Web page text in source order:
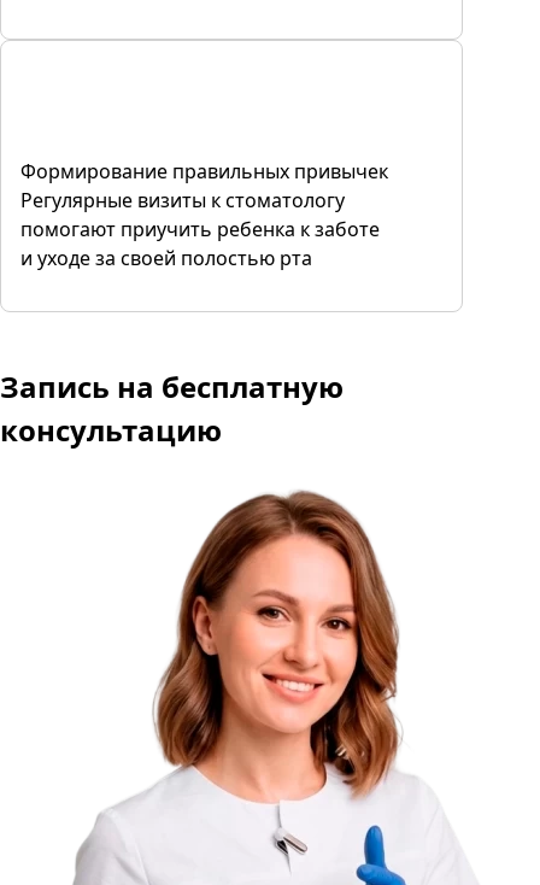
Формирование правильных привычек
Регулярные визиты к стоматологу
помогают приучить ребенка к заботе
и уходе за своей полостью рта
Запись на бесплатную
консультацию